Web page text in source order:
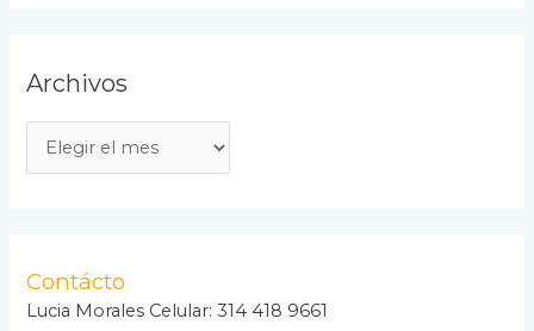
Archivos
r
i
v
Contácto
Lucia Morales Celular: 314 418 9661